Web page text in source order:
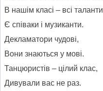
В нашім класі – всі таланти
Є співаки і музиканти.
Декламатори чудові,
Вони знаються у мові.
Танцюристів – цілий клас,
Дивували вас не раз.